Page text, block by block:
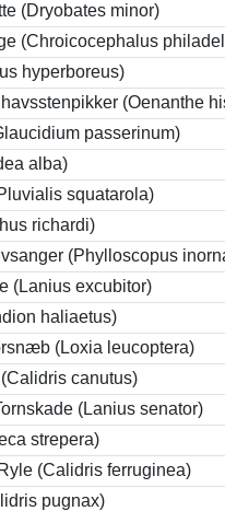
(Dryobates minor)
(Chroicocephalus
hyperboreus)
(Oenanthe
passerinum)
alba)
squatarola)
richardi)
(Phylloscopus
(Lanius excubitor)
haliaetus)
(Loxia leucoptera)
canutus)
(Lanius senator)
strepera)
(Calidris ferruginea)
pugnax)